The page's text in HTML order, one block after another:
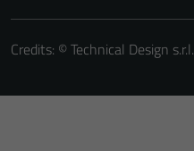
Credits: ©Technical Design s.r.l.